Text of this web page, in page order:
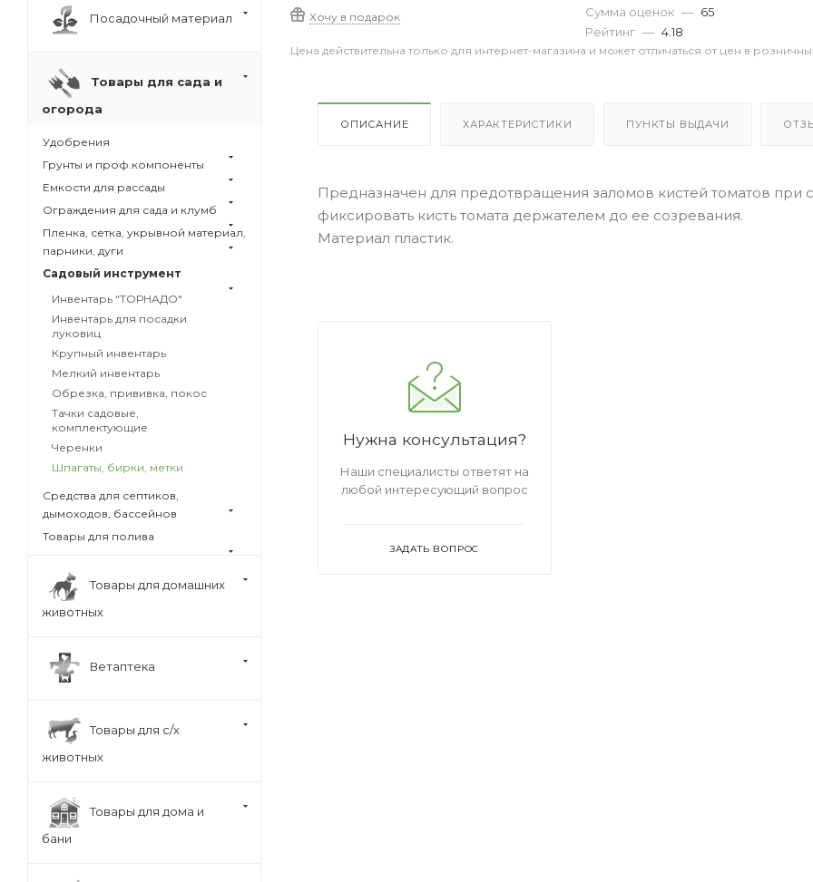
Хочу в подарок
Сумма оценок — 65
Рейтинг — 4.18
Цена действительна только для интернет-магазина и может отличаться от цен в
ОПИСАНИЕ ХАРАКТЕРИСТИКИ ПУНКТЫ ВЫДАЧИ
Предназначен для предотвращения заломов кистей томатов при
фиксировать кисть томата держателем до ее созревания.
Материал пластик.
Нужна консультация?
Наши специалисты ответят на
любой интересующий вопрос
ЗАДАТЬ ВОПРОС
Посадочный материал
Товары для сада и
огорода
Удобрения
Грунты и проф.компоненты
Емкости для рассады
Ограждения для сада и клумб
Пленка, сетка, укрывной материал,
парники, дуги
Садовый инструмент
Инвентарь "ТОРНАДО"
Инвентарь для посадки
луковиц
Крупный инвентарь
Мелкий инвентарь
Обрезка, прививка, покос
Тачки садовые,
комплектующие
Черенки
Шпагаты, бирки, метки
Средства для септиков,
дымоходов, бассейнов
Товары для полива
Товары для домашних
животных
Ветаптека
Товары для с/х
животных
Товары для дома и
бани